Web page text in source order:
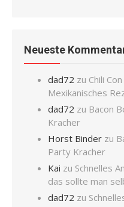
Neueste
dad72 zu Chili
Mexikanisches
dad72 zu Bacon
Kracher
Horst Binder zu
Party Kracher
Kai zu Schnelles
das sollte man
dad72 zu